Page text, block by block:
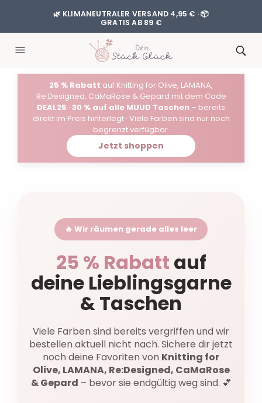
🌿 KLIMANEUTRALER VERSAND 4,95 € · 📦
GRATIS AB 89 €
25 % Rabatt auf Knitting for Olive, LAMANA,
Re:Designed, CaMaRose & Gepard mit dem Code
DEAL25 · 30 % auf alle MUUD Taschen – bereits
direkt im Preis hinterlegt · Viele Farben sind nur noch
begrenzt verfügbar.
Jetzt shoppen
🔥 Wir räumen gerade alles leer
25 % Rabatt auf
deine Lieblingsgarne
& Taschen
Viele Farben sind bereits vergriffen und wir
bestellen aktuell nicht nach. Sichere dir jetzt
noch deine Favoriten von Knitting for
Olive, LAMANA, Re:Designed, CaMaRose
& Gepard – bevor sie endgültig weg sind. 💕